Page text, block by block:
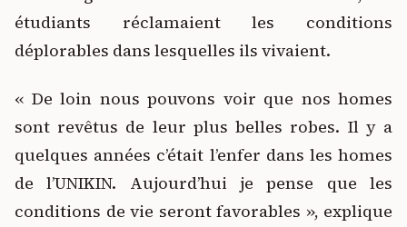
étudiants réclamaient les conditions
déplorables dans lesquelles ils vivaient.
« De loin nous pouvons voir que nos homes
sont revêtus de leur plus belles robes. Il y a
quelques années c’était l’enfer dans les homes
de l’UNIKIN. Aujourd’hui je pense que les
conditions de vie seront favorables », explique